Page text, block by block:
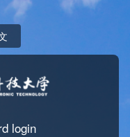
login